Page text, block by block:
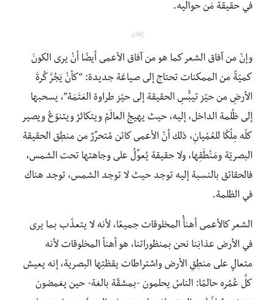
في حقيقة مَن حواليه.
إعلان
وإنّ من آفاق الشعر كما هو من آفاق الأعمى أيضًا أنْ يرى الكونَ
كميّةً من الممكنات تحتاج إلى صياغة جديدة: “كأنْ يَجُرَّ كُرةَ
الأرضِ من حيّز تيبُّسِ الحقيقة إلى حيّز طراوة العَتَمَة”، يسحبها
إلى ظُلمة الداخل، إليه، حيث يهيجُ العالَمُ ويتكاثرُ ويتنوّعُ ويصير
كلّه مِلْكًا للعُمْيانِ، ذلك أنّ الأعمى كائن مُتحرِّرٌ من منطِق الحقيقة
البصريّة ومَنْطَقِها، ولا حقيقة يُعوِّلُ على وجاهتها تحت الشمس،
فالحقائق بالنسبة إليه توجد حيث لا توجد الشمس، توجد هناك
في الظلمة.
الشعر كالأعمى أهنأُ المخلوقات جميعًا، لأنه لا يتعذّب بما يرى
في الأرض عذابَنا نحن بمنظوراتنا، هو أهنأ المخلوقات لأنه
متعالٍ على منطِقِ الأرض واشتراطات يقظتِها البصرية، إنه يعيش
كلَّ عُمُره حالمًا: الناسُ يحلمون -بمشقّة بالغة- حين يغمضون